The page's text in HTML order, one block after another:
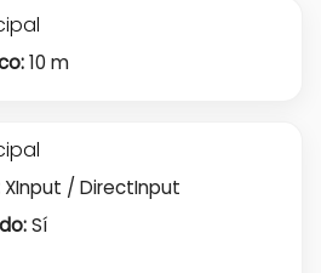
10 m
XInput / DirectInput
Sí